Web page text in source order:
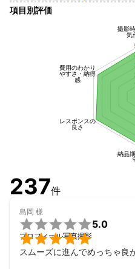
項目別評価
撮影
気
納品
レスポンスの
良さ
費用のわかり
やすさ・納得
感
1
237件
島岡 様


5.0
プロフィール写真撮影
スムーズに進んでめっちゃ良